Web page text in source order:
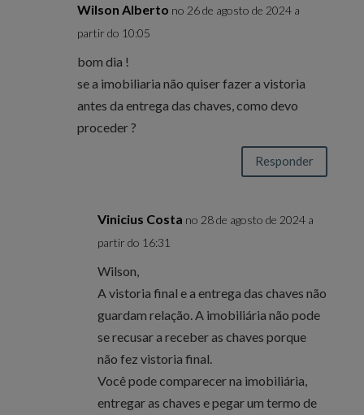
Wilson Alberto no 26 de agosto de 2024 a
partir do 10:05
bom dia !
se a imobiliaria não quiser fazer a vistoria
antes da entrega das chaves, como devo
proceder ?
Responder
Vinicius Costa no 28 de agosto de 2024 a
partir do 16:31
Wilson,
A vistoria final e a entrega das chaves não
guardam relação. A imobiliária não pode
se recusar a receber as chaves porque
não fez vistoria final.
Você pode comparecer na imobiliária,
entregar as chaves e pegar um termo de